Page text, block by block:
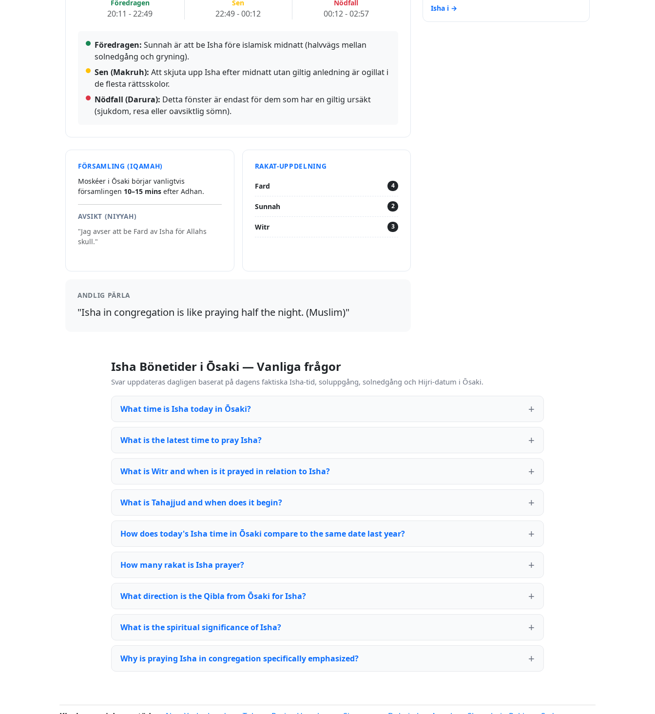
Föredragen
20:11 - 22:49
Sen
22:49 - 00:12
Nödfall
00:12 - 02:57
Föredragen: Sunnah är att be Isha före islamisk midnatt (halvvägs mellan
solnedgång och gryning).
Sen (Makruh): Att skjuta upp Isha efter midnatt utan giltig anledning är ogillat i
de flesta rättsskolor.
Nödfall (Darura): Detta fönster är endast för dem som har en giltig ursäkt
(sjukdom, resa eller oavsiktlig sömn).
FÖRSAMLING (IQAMAH)
Moskéer i Ōsaki börjar vanligtvis
församlingen 10–15 mins efter Adhan.
AVSIKT (NIYYAH)
"Jag avser att be Fard av Isha för Allahs
skull."
RAKAT-UPPDELNING
Fard 4
Sunnah 2
Witr 3
ANDLIG PÄRLA
"Isha in congregation is like praying half the night. (Muslim)"
Isha i →
Isha Bönetider i Ōsaki — Vanliga frågor
Svar uppdateras dagligen baserat på dagens faktiska Isha-tid, soluppgång, solnedgång och Hijri-datum i Ōsaki.
What time is Isha today in Ōsaki?
What is the latest time to pray Isha?
What is Witr and when is it prayed in relation to Isha?
What is Tahajjud and when does it begin?
How does today's Isha time in Ōsaki compare to the same date last year?
How many rakat is Isha prayer?
What direction is the Qibla from Ōsaki for Isha?
What is the spiritual significance of Isha?
Why is praying Isha in congregation specifically emphasized?